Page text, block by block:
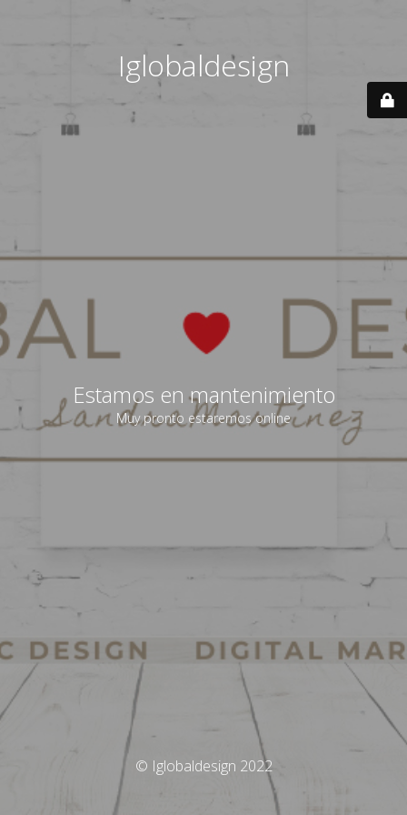
Iglobaldesign
Estamos en mantenimiento
Muy pronto estaremos online
© Iglobaldesign 2022